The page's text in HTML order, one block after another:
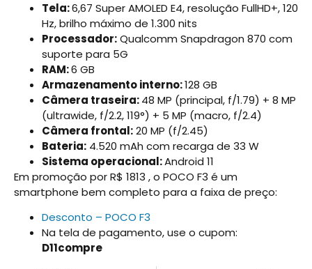
Tela:6,67 Super AMOLED E4, resolução FullHD+, 120
Hz, brilho máximo de 1.300 nits
Processador:Qualcomm Snapdragon 870 com
suporte para 5G
RAM:6 GB
Armazenamento interno:128 GB
Câmera traseira:48 MP (principal, f/1.79) + 8 MP
(ultrawide, f/2.2, 119°) + 5 MP (macro, f/2.4)
Câmera frontal:20 MP (f/2.45)
Bateria: 4.520 mAh com recarga de 33 W
Sistema operacional:Android 11
Em promoção por R$ 1813 , o POCO F3 é um
smartphone bem completo para a faixa de preço:
Desconto – POCO F3
Na tela de pagamento, use o cupom:
D11compre